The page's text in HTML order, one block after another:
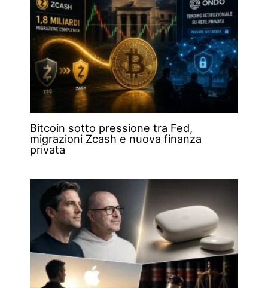
Bitcoin sotto pressione tra Fed,
migrazioni Zcash e nuova finanza
privata